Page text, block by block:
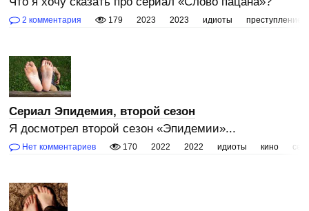
2 комментария 179 2023 2023 идиоты преступление
Сериал Эпидемия, второй сезон
Я досмотрел второй сезон «Эпидемии»...
Нет комментариев 170 2022 2022 идиоты кино